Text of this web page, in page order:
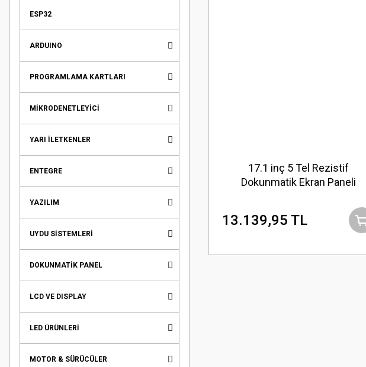
ESP32
ARDUINO
PROGRAMLAMA KARTLARI
MİKRODENETLEYİCİ
YARI İLETKENLER
ENTEGRE
YAZILIM
UYDU SİSTEMLERİ
DOKUNMATİK PANEL
LCD VE DISPLAY
LED ÜRÜNLERİ
MOTOR & SÜRÜCÜLER
17.1 inç 5 Tel Rezistif
Dokunmatik Ekran Paneli
13.139,95 TL